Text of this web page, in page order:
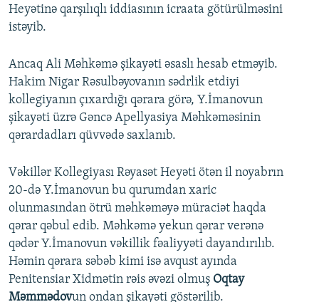
Heyətinə qarşılıqlı iddiasının icraata götürülməsini
istəyib.
Ancaq Ali Məhkəmə şikayəti əsaslı hesab etməyib.
Hakim Nigar Rəsulbəyovanın sədrlik etdiyi
kollegiyanın çıxardığı qərara görə, Y.İmanovun
şikayəti üzrə Gəncə Apellyasiya Məhkəməsinin
qərardadları qüvvədə saxlanıb.
Vəkillər Kollegiyası Rəyasət Heyəti ötən il noyabrın
20-də Y.İmanovun bu qurumdan xaric
olunmasından ötrü məhkəməyə müraciət haqda
qərar qəbul edib. Məhkəmə yekun qərar verənə
qədər Y.İmanovun vəkillik fəaliyyəti dayandırılıb.
Həmin qərara səbəb kimi isə avqust ayında
Penitensiar Xidmətin rəis əvəzi olmuş Oqtay
Məmmədovun ondan şikayəti göstərilib.